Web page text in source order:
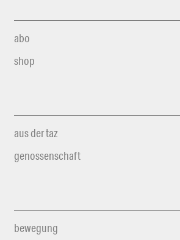
abo
shop
aus der taz
genossenschaft
bewegung